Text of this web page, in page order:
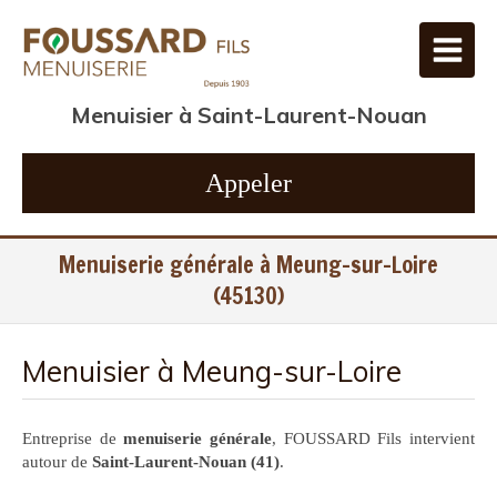
Menuisier à Saint-Laurent-Nouan
Appeler
Menuiserie générale à Meung-sur-Loire
(45130)
Menuisier à Meung-sur-Loire
Entreprise demenuiserie générale, FOUSSARD Fils intervient
autour de Saint-Laurent-Nouan (41).